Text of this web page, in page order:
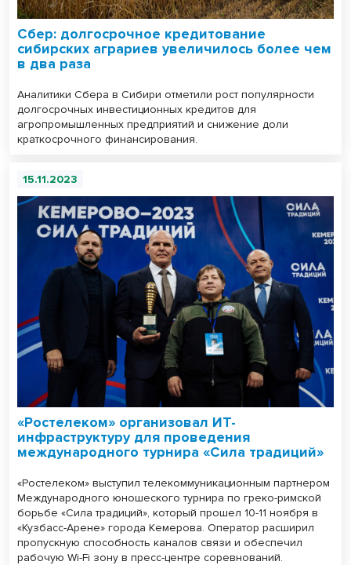
Сбер: долгосрочное кредитование
сибирских аграриев увеличилось более чем
в два раза
Аналитики Сбера в Сибири отметили рост популярности
долгосрочных инвестиционных кредитов для
агропромышленных предприятий и снижение доли
краткосрочного финансирования.
15.11.2023
«Ростелеком» организовал ИТ-
инфраструктуру для проведения
международного турнира «Сила традиций»
«Ростелеком» выступил телекоммуникационным партнером
Международного юношеского турнира по греко-римской
борьбе «Сила традиций», который прошел 10-11 ноября в
«Кузбасс-Арене» города Кемерова. Оператор расширил
пропускную способность каналов связи и обеспечил
рабочую Wi-Fi зону в пресс-центре соревнований.